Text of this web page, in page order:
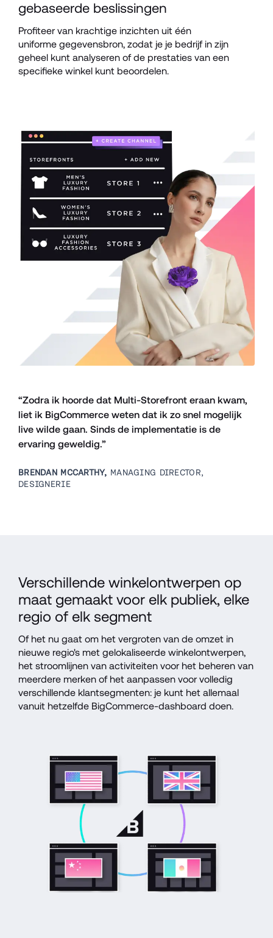
gebaseerde beslissingen
Profiteer van krachtige inzichten uit één
uniforme gegevensbron, zodat je je bedrijf in zijn
geheel kunt analyseren of de prestaties van een
specifieke winkel kunt beoordelen.
“Zodra ik hoorde dat Multi-Storefront eraan kwam,
liet ik BigCommerce weten dat ik zo snel mogelijk
live wilde gaan. Sinds de implementatie is de
ervaring geweldig.”
BRENDAN MCCARTHY, MANAGING DIRECTOR,
DESIGNERIE
Verschillende winkelontwerpen op
maat gemaakt voor elk publiek, elke
regio of elk segment
Of het nu gaat om het vergroten van de omzet in
nieuwe regio's met gelokaliseerde winkelontwerpen,
het stroomlijnen van activiteiten voor het beheren van
meerdere merken of het aanpassen voor volledig
verschillende klantsegmenten: je kunt het allemaal
vanuit hetzelfde BigCommerce-dashboard doen.